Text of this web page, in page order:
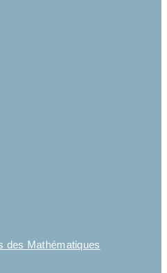
des Mathématiques